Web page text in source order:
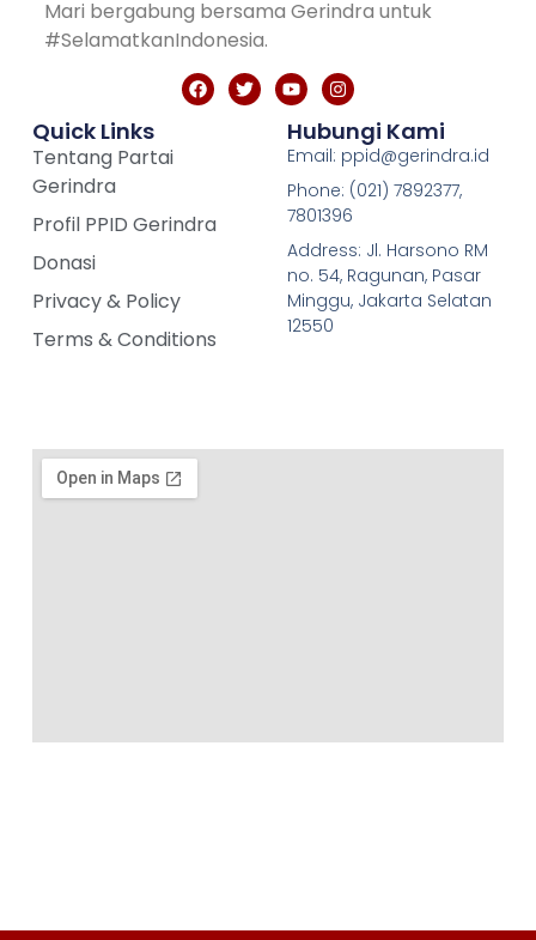
Mari bergabung bersama Gerindra untuk
#SelamatkanIndonesia.
Quick Links
Tentang Partai
Gerindra
Profil PPID Gerindra
Donasi
Privacy & Policy
Terms & Conditions
Hubungi Kami
Email: ppid@gerindra.id
Phone: (021) 7892377,
7801396
Address: Jl. Harsono RM
no. 54, Ragunan, Pasar
Minggu, Jakarta Selatan
12550